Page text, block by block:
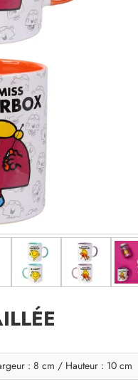
: 8 cm / Hauteur : 10 cm